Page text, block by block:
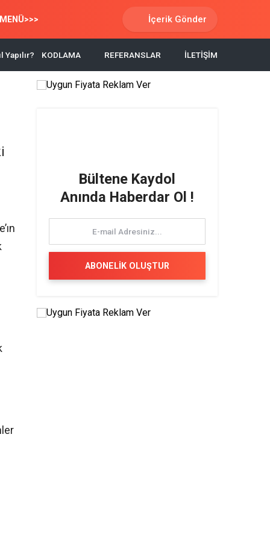
İçerik Gönder
Yapılır? KODLAMA REFERANSLAR İLETİŞİM
Bültene Kaydol
Anında Haberdar Ol !
ABONELİK OLUŞTUR